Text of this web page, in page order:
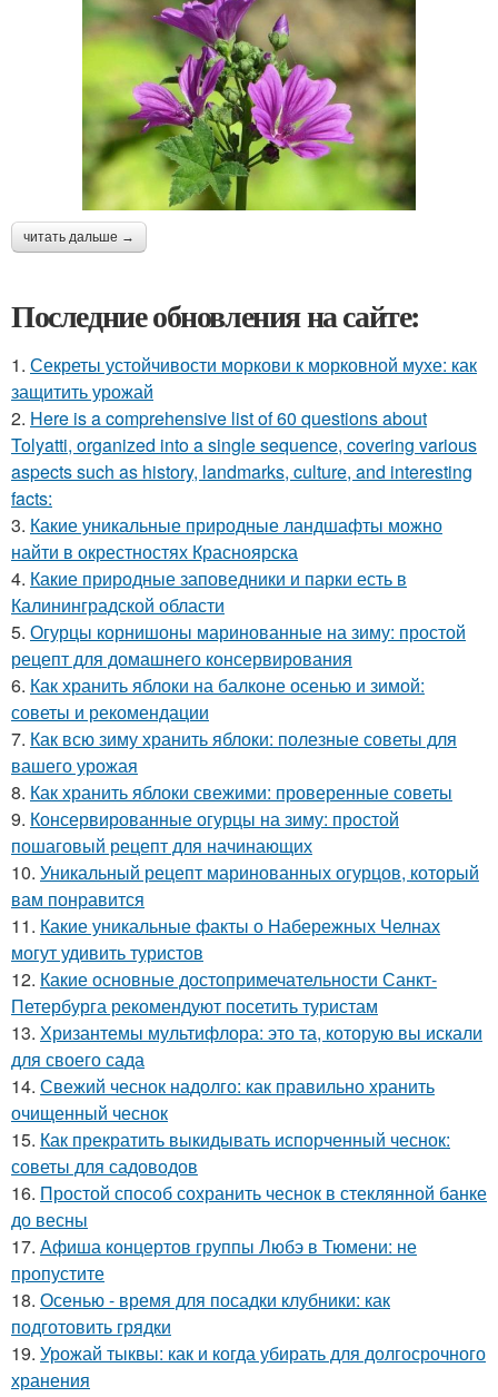
читать дальше →
Последние обновления на сайте:
1. Секреты устойчивости моркови к морковной мухе: как
защитить урожай
2. Here is a comprehensive list of 60 questions about
Tolyatti, organized into a single sequence, covering various
aspects such as history, landmarks, culture, and interesting
facts:
3. Какие уникальные природные ландшафты можно
найти в окрестностях Красноярска
4. Какие природные заповедники и парки есть в
Калининградской области
5. Огурцы корнишоны маринованные на зиму: простой
рецепт для домашнего консервирования
6. Как хранить яблоки на балконе осенью и зимой:
советы и рекомендации
7. Как всю зиму хранить яблоки: полезные советы для
вашего урожая
8. Как хранить яблоки свежими: проверенные советы
9. Консервированные огурцы на зиму: простой
пошаговый рецепт для начинающих
10. Уникальный рецепт маринованных огурцов, который
вам понравится
11. Какие уникальные факты о Набережных Челнах
могут удивить туристов
12. Какие основные достопримечательности Санкт-
Петербурга рекомендуют посетить туристам
13. Хризантемы мультифлора: это та, которую вы искали
для своего сада
14. Свежий чеснок надолго: как правильно хранить
очищенный чеснок
15. Как прекратить выкидывать испорченный чеснок:
советы для садоводов
16. Простой способ сохранить чеснок в стеклянной банке
до весны
17. Афиша концертов группы Любэ в Тюмени: не
пропустите
18. Осенью - время для посадки клубники: как
подготовить грядки
19. Урожай тыквы: как и когда убирать для долгосрочного
хранения